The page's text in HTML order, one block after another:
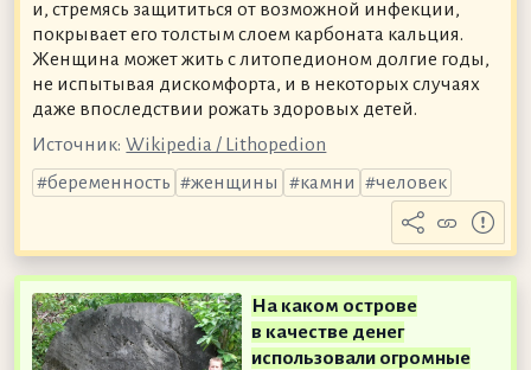
и, стремясь защититься от возможной инфекции,
покрывает его толстым слоем карбоната кальция.
Женщина может жить с литопедионом долгие годы,
не испытывая дискомфорта, и в некоторых случаях
даже впоследствии рожать здоровых детей.
Источник: Wikipedia / Lithopedion
беременность
женщины камни человек
На каком острове
в качестве денег
использовали огромные